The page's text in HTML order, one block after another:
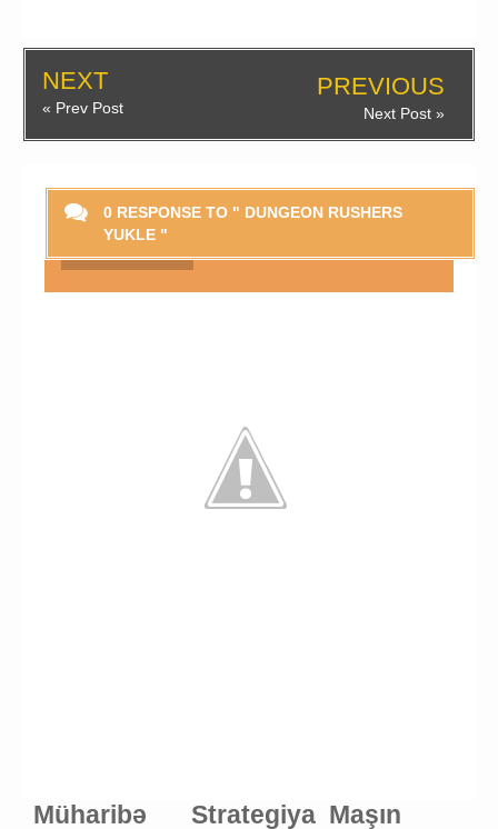
NEXT
« Prev Post
PREVIOUS
Next Post »
0 RESPONSE TO " DUNGEON RUSHERS
YUKLE "
Smaylikləri Göstər
Müharibə Maşın
Strategiya